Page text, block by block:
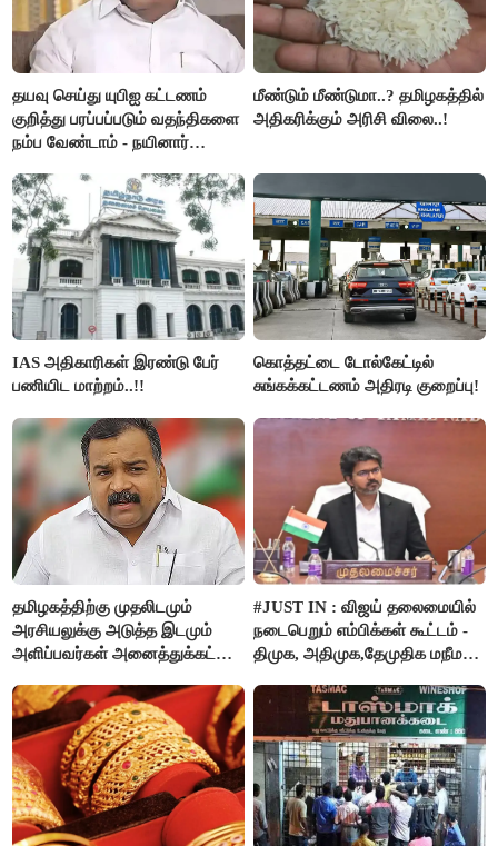
தயவு செய்து யுபிஐ கட்டணம்
குறித்து பரப்பப்படும் வதந்திகளை
நம்ப வேண்டாம் - நயினார்
மீண்டும் மீண்டுமா..? தமிழகத்தில்
அதிகரிக்கும் அரிசி விலை..!
IAS அதிகாரிகள் இரண்டு பேர்
பணியிட மாற்றம்..!!
கொத்தட்டை டோல்கேட்டில்
சுங்கக்கட்டணம் அதிரடி குறைப்பு!
தமிழகத்திற்கு முதலிடமும்
அரசியலுக்கு அடுத்த இடமும்
அளிப்பவர்கள் அனைத்துக்கட்சி
பங்கேற்பார்கள் - மாணிக்கம்
தாகூர்..!!
#JUST IN : விஜய் தலைமையில்
நடைபெறும் எம்பிக்கள் கூட்டம் -
திமுக, அதிமுக,தேமுதிக மநீம